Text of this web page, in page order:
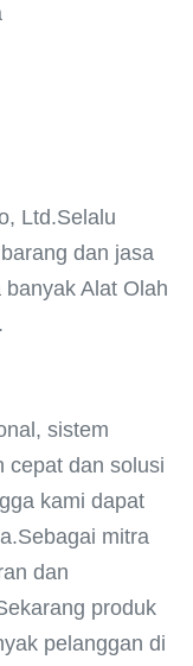
Ltd.Selalu
dan jasa
Alat Olah
sistem
cepat dan solusi
kami dapat
mitra
dan
produk
pelanggan di